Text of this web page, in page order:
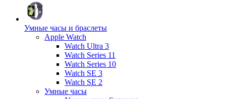
Умные часы и браслеты
Apple Watch
Watch Ultra 3
Watch Series 11
Watch Series 10
Watch SE 3
Watch SE 2
Умные часы